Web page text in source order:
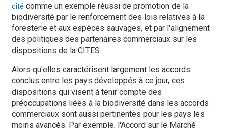
cité comme un exemple réussi de promotion de la
biodiversité par le renforcement des lois relatives à la
foresterie et aux espèces sauvages, et par l'alignement
des politiques des partenaires commerciaux sur les
dispositions de la CITES.
Alors qu'elles caractérisent largement les accords
conclus entre les pays développés à ce jour, ces
dispositions qui visent à tenir compte des
préoccupations liées à la biodiversité dans les accords
commerciaux sont aussi pertinentes pour les pays les
moins avancés. Par exemple, l'Accord sur le Marché